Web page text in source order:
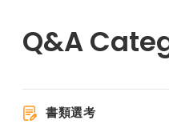
書類選考